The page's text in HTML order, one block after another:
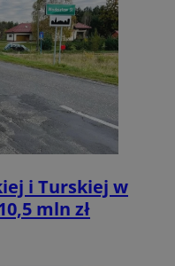
i Turskiej w
mln zł